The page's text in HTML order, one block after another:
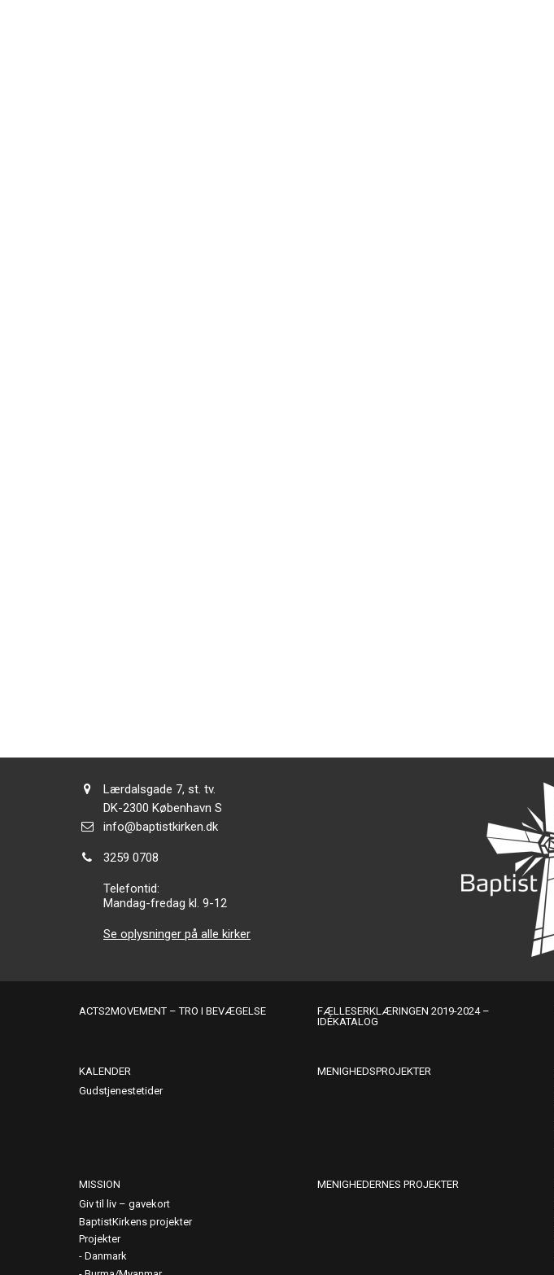
Adresse:
Lærdalsgade 7, st. tv.
Adresse:
DK-2300 København S
Send
info@baptistkirken.dk
Tlf.:
3259 0708
Telefontid:
Mandag-fredag kl. 9-12
Se oplysninger på alle kirker
ACTS2MOVEMENT – TRO I BEVÆGELSE
FÆLLESERKLÆRINGEN 2019-2024 –
IDÉKATALOG
KALENDER
Gudstjenestetider
MENIGHEDSPROJEKTER
MISSION
Giv til liv – gavekort
BaptistKirkens projekter
Projekter
Danmark
MENIGHEDERNES PROJEKTER